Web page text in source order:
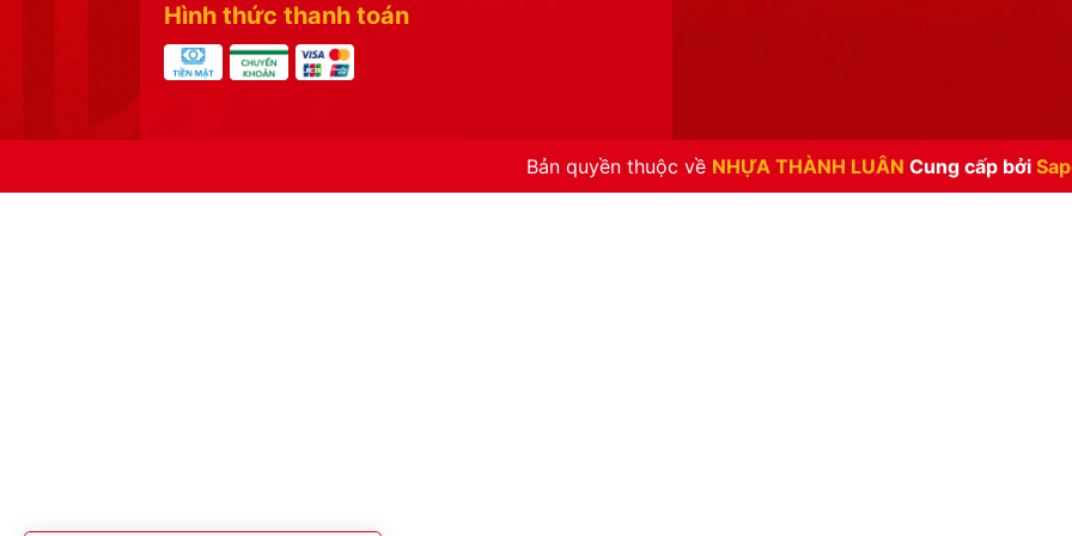
Hình thức thanh toán
Bản quyền thuộc về NHỰA THÀNH LUÂN Cung cấp bởi